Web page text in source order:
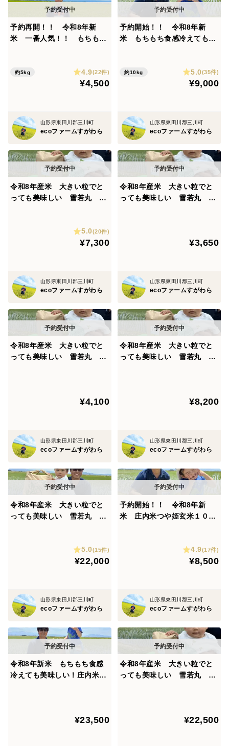
山の雪解けです。とてもきれいな水で雪解け水というこ
とから冷たく、寒暖差を稲に与えてくれてお米に甘みが
でて、とっても美味しくなります。
が出来上がります。
＜品種など＞
長年特A米を受賞している山形県の人気ナンバーワン
品種です！
※ 昨年より資材高騰によりお値段上げさせてもらいま
した。ご理解の程よろしくお願いします。<(_ _)>
送料の関係上離島、沖縄県への発送は行なっておりませ
予約再開！！ 令和8年新
米 一番人気！！ もちもち
約5kg 4.9(22件)
¥4,500
山形県東田川郡三川町
ecoファームすがわら
予約開始！！ 令和8年新
米 もちもち食感冷えても美
約10kg 5.0(35件)
¥9,000
山形県東田川郡三川町
ecoファームすがわら
令和8年産米 大きい粒でと
っても美味しい 雪若丸 玄
5.0(20件)
¥7,300
山形県東田川郡三川町
ecoファームすがわら
令和8年産米 大きい粒でと
っても美味しい 雪若丸 玄
¥3,650
山形県東田川郡三川町
ecoファームすがわら
令和8年産米 大きい粒でと
っても美味しい 雪若丸 精
¥4,100
山形県東田川郡三川町
ecoファームすがわら
令和8年産米 大きい粒でと
っても美味しい 雪若丸 精
¥8,200
山形県東田川郡三川町
ecoファームすがわら
令和8年産米 大きい粒でと
っても美味しい 雪若丸 玄
5.0(15件)
¥22,000
山形県東田川郡三川町
ecoファームすがわら
予約開始！！ 令和8年新
米 庄内米つや姫玄米１０キ
4.9(17件)
¥8,500
山形県東田川郡三川町
ecoファームすがわら
令和8年新米 もちもち食感
冷えても美味しい！庄内米つ
¥23,500
令和8年産米 大きい粒でと
っても美味しい 雪若丸 玄
¥22,500